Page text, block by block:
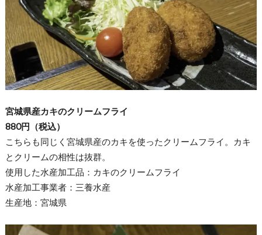
宮城県産カキのクリームフライ
880円（税込）
こちらも同じく宮城県産のカキを使ったクリームフライ。カキ
とクリームの相性は抜群。
使用した水産加工品：カキのクリームフライ
水産加工事業者：三養水産
生産地：宮城県